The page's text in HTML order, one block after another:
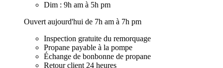
Dim : 9h am à 5h pm
Ouvert aujourd'hui de 7h am à 7h pm
Inspection gratuite du remorquage
Propane payable à la pompe
Échange de bonbonne de propane
Retour client 24 heures